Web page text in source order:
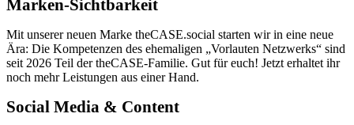
Marken-Sichtbarkeit
Mit unserer neuen Marke theCASE.social starten wir in eine neue
Ära: Die Kompetenzen des ehemaligen „Vorlauten Netzwerks“ sind
seit 2026 Teil der theCASE-Familie. Gut für euch! Jetzt erhaltet ihr
noch mehr Leistungen aus einer Hand.
Social Media & Content